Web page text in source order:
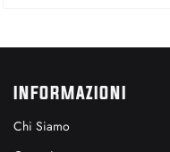
INFORMAZIONI
Chi Siamo